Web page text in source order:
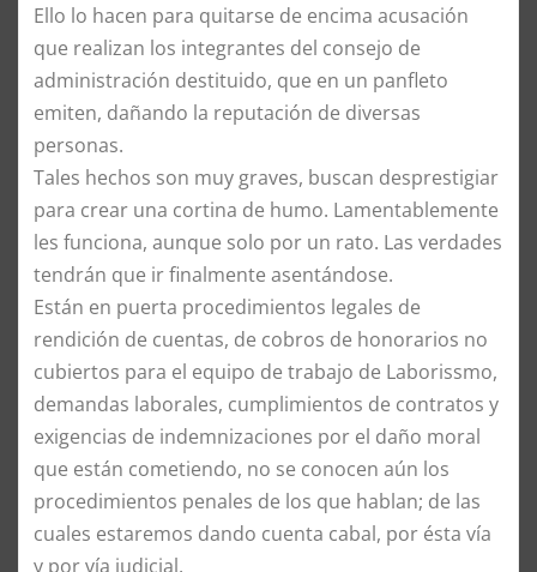
Ello lo hacen para quitarse de encima acusación
que realizan los integrantes del consejo de
administración destituido, que en un panfleto
emiten, dañando la reputación de diversas
personas.
Tales hechos son muy graves, buscan desprestigiar
para crear una cortina de humo. Lamentablemente
les funciona, aunque solo por un rato. Las verdades
tendrán que ir finalmente asentándose.
Están en puerta procedimientos legales de
rendición de cuentas, de cobros de honorarios no
cubiertos para el equipo de trabajo de Laborissmo,
demandas laborales, cumplimientos de contratos y
exigencias de indemnizaciones por el daño moral
que están cometiendo, no se conocen aún los
procedimientos penales de los que hablan; de las
cuales estaremos dando cuenta cabal, por ésta vía
y por vía judicial.